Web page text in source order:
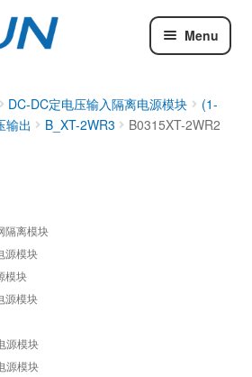
Menu
DC-DC定电压输入隔离电源模块
(1-
输出
B_XT-2WR3 B0315XT-2WR2
隔离模块
源模块
模块
源模块
源模块
源模块